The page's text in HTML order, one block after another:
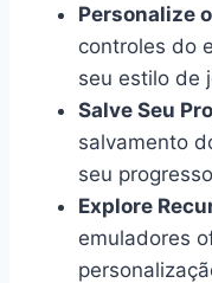
Personalize
controles do
seu estilo de
Salve Seu
salvamento
seu
Explore
emuladores